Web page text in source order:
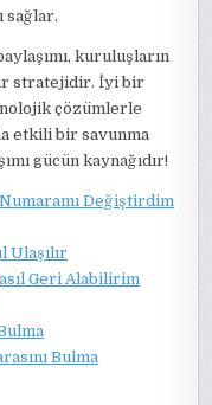
sağlar.
kuruluşların
stratejidir. İyi bir
çözümlerle
etkili bir savunma
gücün kaynağıdır!
Değiştirdim
Ulaşılır
Geri Alabilirim
Bulma